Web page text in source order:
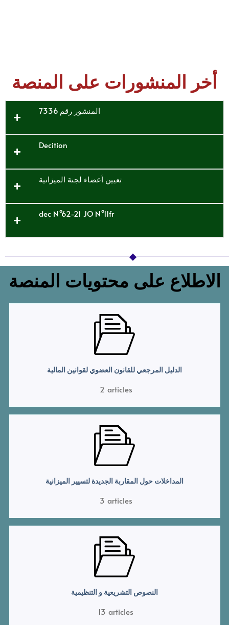
أخر المنشورات على المنصة
المنشور رقم 7336
Decition
تعيين أعضاء لجنة الميزانية
dec N°62-21 JO N°11fr
الاطلاع على محتويات المنصة
الدليل المرجعي للقانون العضوي لقوانين المالية
2 articles
المداخلات حول المقاربة الجديدة لتسيير الميزانية
3 articles
النصوص التشريعية و التنظيمية
13 articles